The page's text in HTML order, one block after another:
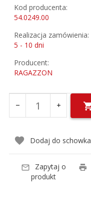
Kod producenta:
54.0249.00
Realizacja zamówienia:
5 - 10 dni
Producent:
RAGAZZON
Dodaj do schowka
Zapytaj o
produkt